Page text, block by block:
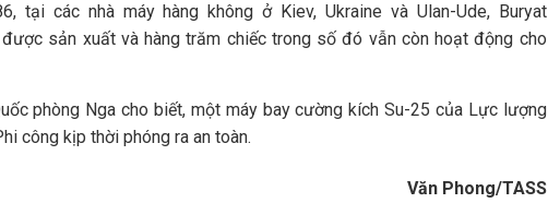
tại các nhà máy hàng không ở Kiev, Ukraine và Ulan-Ude, Buryat
sản xuất và hàng trăm chiếc trong số đó vẫn còn hoạt động cho
phòng Nga cho biết, một máy bay cường kích Su-25 của Lực lượng
công kịp thời phóng ra an toàn.
Văn Phong/TASS